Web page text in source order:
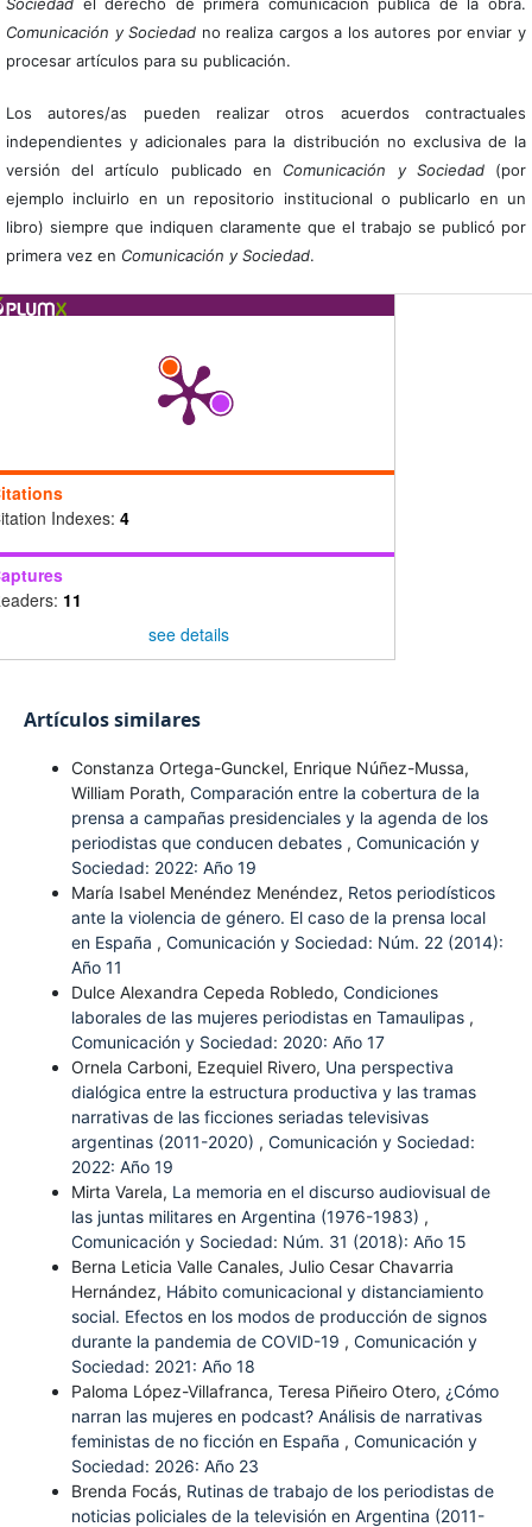
Comunicación y Sociedad no realiza cargos a los autores por enviar y
procesar artículos para su publicación.
Los autores/as pueden realizar otros acuerdos contractuales
independientes y adicionales para la distribución no exclusiva de la
versión del artículo publicado en Comunicación y Sociedad(por
ejemplo incluirlo en un repositorio institucional o publicarlo en un
libro) siempre que indiquen claramente que el trabajo se publicó por
primera vez en Comunicación y Sociedad.
Indexes: 4
11
see details
Artículos similares
Constanza Ortega-Gunckel, Enrique Núñez-Mussa,
William Porath, Comparación entre la cobertura de la
prensa a campañas presidenciales y la agenda de los
periodistas que conducen debates , Comunicación y
Sociedad: 2022: Año 19
María Isabel Menéndez Menéndez, Retos periodísticos
ante la violencia de género. El caso de la prensa local
en España , Comunicación y Sociedad: Núm. 22 (2014):
Año 11
Dulce Alexandra Cepeda Robledo, Condiciones
laborales de las mujeres periodistas en Tamaulipas ,
Comunicación y Sociedad: 2020: Año 17
Ornela Carboni, Ezequiel Rivero, Una perspectiva
dialógica entre la estructura productiva y las tramas
narrativas de las ficciones seriadas televisivas
argentinas (2011-2020) , Comunicación y Sociedad:
2022: Año 19
Mirta Varela, La memoria en el discurso audiovisual de
las juntas militares en Argentina (1976-1983) ,
Comunicación y Sociedad: Núm. 31 (2018): Año 15
Berna Leticia Valle Canales, Julio Cesar Chavarria
Hernández, Hábito comunicacional y distanciamiento
social. Efectos en los modos de producción de signos
durante la pandemia de COVID-19 , Comunicación y
Sociedad: 2021: Año 18
Paloma López-Villafranca, Teresa Piñeiro Otero, ¿Cómo
narran las mujeres en podcast? Análisis de narrativas
feministas de no ficción en España , Comunicación y
Sociedad: 2026: Año 23
Brenda Focás, Rutinas de trabajo de los periodistas de
noticias policiales de la televisión en Argentina (2011-